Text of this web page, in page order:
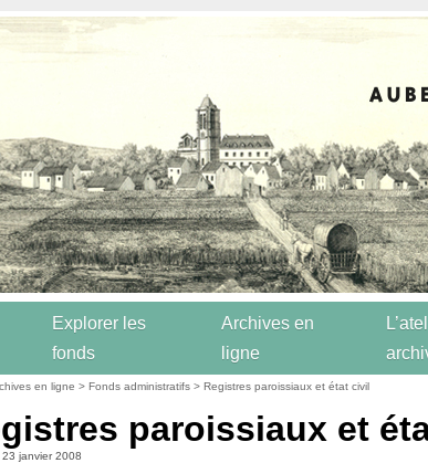
Explorer les
fonds
Archives en
ligne
en ligne >Fonds administratifs > Registres paroissiaux et état civil
paroissiaux et
janvier 2008